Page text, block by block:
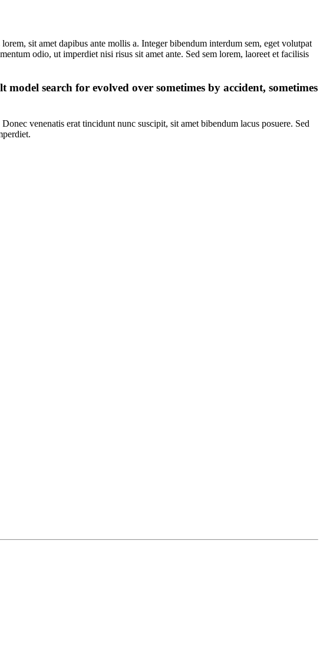
sit amet dapibus ante mollis a. Integer bibendum interdum sem, eget volutpat
odio, ut imperdiet nisi risus sit amet ante. Sed sem lorem, laoreet et facilisis
search for evolved over sometimes by accident, sometimes
venenatis erat tincidunt nunc suscipit, sit amet bibendum lacus posuere. Sed